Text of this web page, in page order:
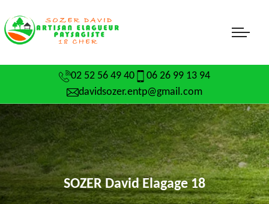
02 52 56 49 40
06 26 99 13 94
davidsozer.entp@gmail.com
SOZER David Elagage 18